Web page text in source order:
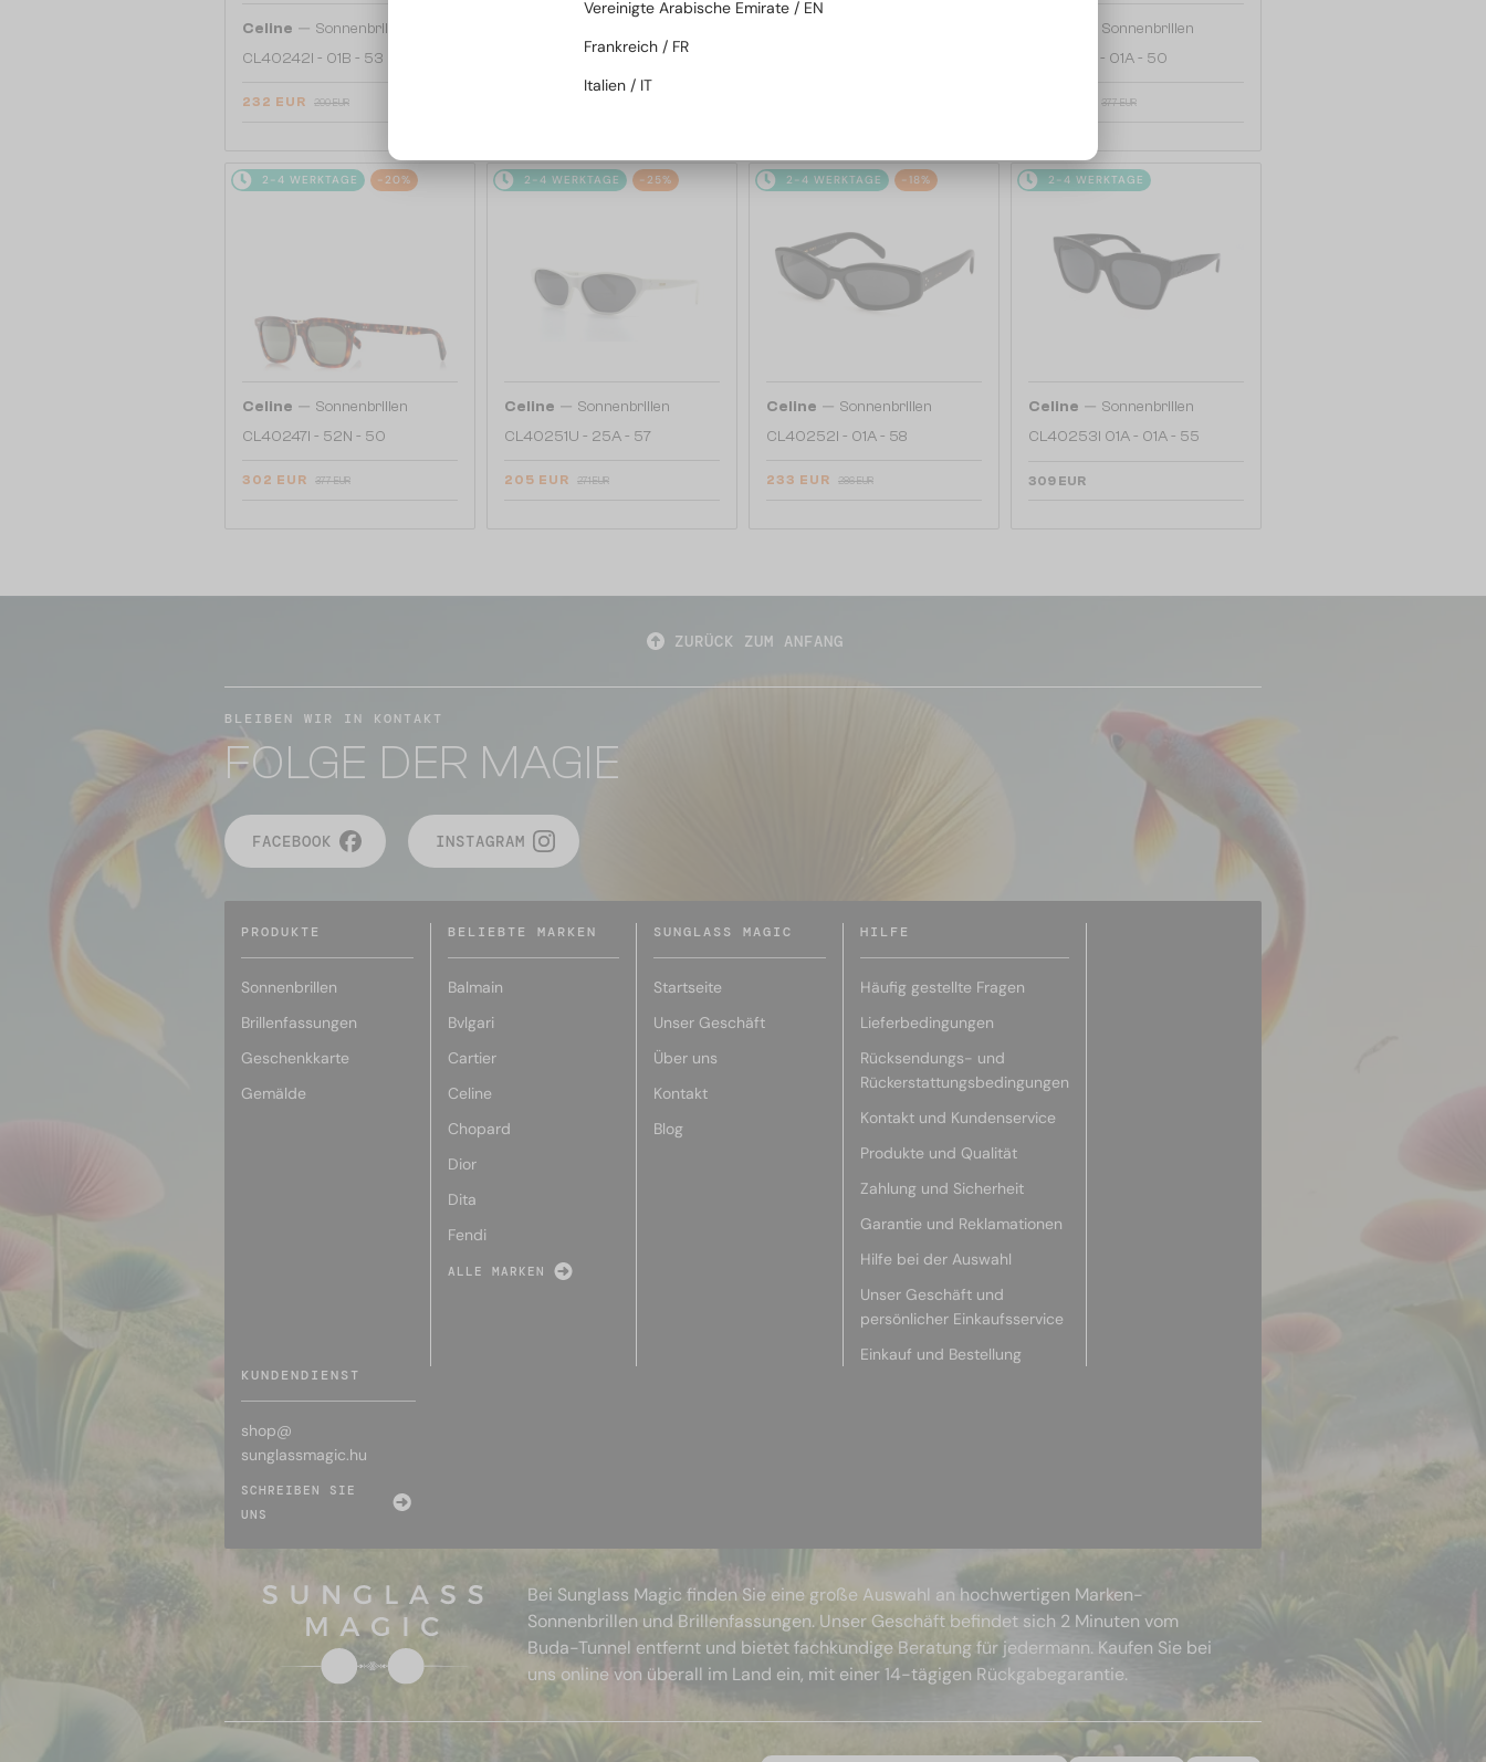
Celine — Sonnenbrillen
CL40242I - 01B - 53
232 EUR 290 EUR
CL40246U-Y - 30H - 61
Sonnenbrillen
CL40247I - 01A - 50
377 EUR
2-4 WERKTAGE -20%
Celine — Sonnenbrillen
CL40247I - 52N - 50
302 EUR 377 EUR
2-4 WERKTAGE -25%
Celine — Sonnenbrillen
CL40251U - 25A - 57
205 EUR 271 EUR
2-4 WERKTAGE -18%
Celine — Sonnenbrillen
CL40252I - 01A - 58
233 EUR 286 EUR
2-4 WERKTAGE
Celine — Sonnenbrillen
CL40253I 01A - 01A - 55
309 EUR
ZURÜCK ZUM ANFANG
BLEIBEN WIR IN KONTAKT
FOLGE DER MAGIE
FACEBOOK INSTAGRAM
PRODUKTE
Sonnenbrillen
Brillenfassungen
Geschenkkarte
Gemälde
BELIEBTE MARKEN
Balmain
Bvlgari
Cartier
Celine
Chopard
Dior
Dita
Fendi
ALLE MARKEN
SUNGLASS MAGIC
Startseite
Unser Geschäft
Über uns
Kontakt
Blog
HILFE
Häufig gestellte Fragen
Lieferbedingungen
Rücksendungs- und
Rückerstattungsbedingungen
Kontakt und Kundenservice
Produkte und Qualität
Zahlung und Sicherheit
Garantie und Reklamationen
Hilfe bei der Auswahl
Unser Geschäft und
persönlicher Einkaufsservice
Einkauf und Bestellung
KUNDENDIENST
shop@
sunglassmagic.hu
SCHREIBEN SIE
UNS
Bei Sunglass Magic finden Sie eine große Auswahl an hochwertigen Marken-
Sonnenbrillen und Brillenfassungen. Unser Geschäft befindet sich 2 Minuten vom
Buda-Tunnel entfernt und bietet fachkundige Beratung für jedermann. Kaufen Sie bei
uns online von überall im Land ein, mit einer 14-tägigen Rückgabegarantie.
Vereinigte Arabische Emirate / EN
Frankreich / FR
Italien / IT